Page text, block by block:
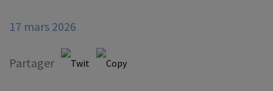
17 mars 2026
Partager